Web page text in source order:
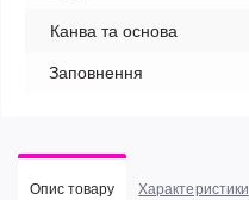
Канва та основа
Заповнення
Опис товару Характеристики